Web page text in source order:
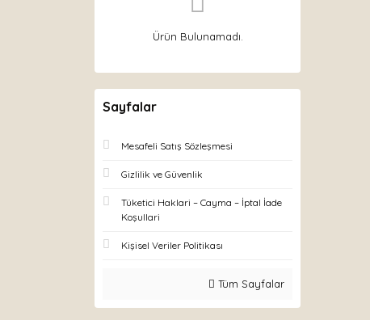
Ürün Bulunamadı.
Sayfalar
Mesafeli Satış Sözleşmesi
Gizlilik ve Güvenlik
Tüketici Haklari – Cayma – İptal İade
Koşullari
Kişisel Veriler Politikası
Tüm Sayfalar